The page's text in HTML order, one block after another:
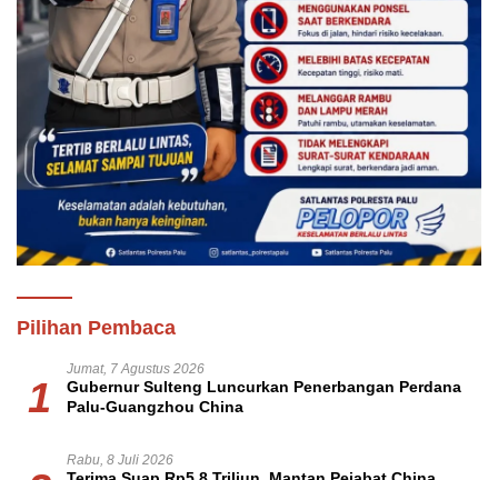
Pilihan Pembaca
1
Jumat, 7 Agustus 2026
Gubernur Sulteng Luncurkan Penerbangan Perdana
Palu-Guangzhou China
Rabu, 8 Juli 2026